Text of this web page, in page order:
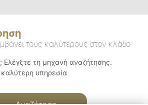
τους καλύτερους στον κλάδο
Ελέγξτε τη μηχανή αναζήτησης.
υπηρεσία